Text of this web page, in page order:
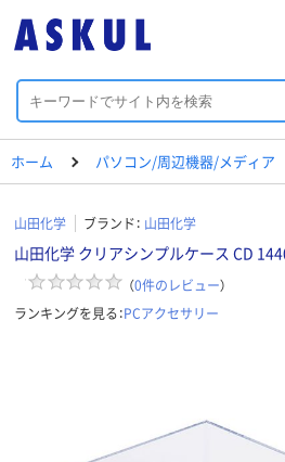
ホーム パソコン/周辺機器/メディア
山田化学 ブランド： 山田化学
山田化学 クリアシンプルケース CD
（0件のレビュー）
ランキングを見る：PCアクセサリー